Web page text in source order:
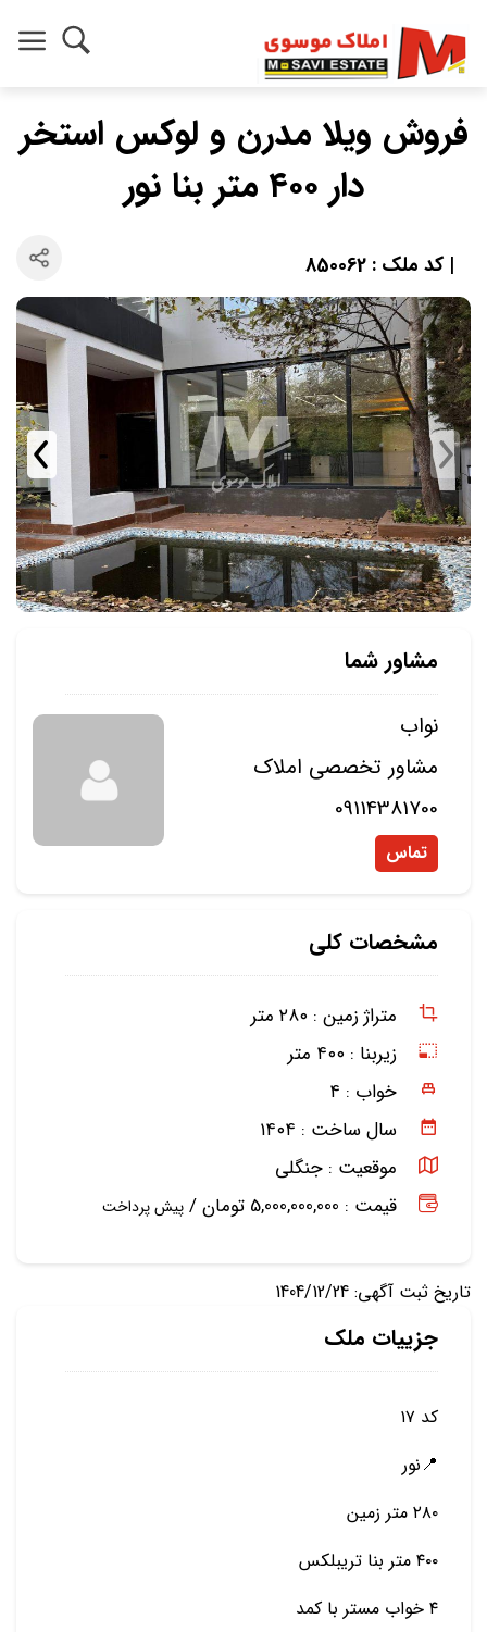
فروش ویلا مدرن و لوکس استخر
دار ۴۰۰ متر بنا نور
| کد ملک : 850062
مشاور شما
نواب
مشاور تخصصی املاک
09114381700
تماس
مشخصات کلی
متراژ زمین : ۲۸۰ متر
زیربنا : ۴۰۰ متر
خواب : ۴
سال ساخت : ۱۴۰۴
موقعیت : جنگلی
قیمت : 5,000,000,000 تومان /
پیش پرداخت
تاریخ ثبت آگهی: 1404/12/24
جزییات ملک
کد ۱۷
📍نور
۲۸۰ متر زمین
۴۰۰ متر بنا تریبلکس
۴ خواب مستر با کمد